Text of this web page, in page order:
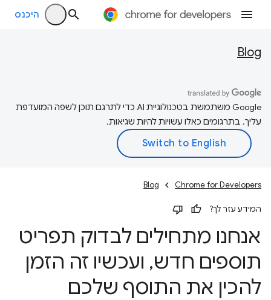
היכנס
Blog
‫Google משתמשת בטכנולוגיית AI כדי לתרגם תוכן לשפה המועדפת
עליך. בתרגומים כאלו עשויות להיות שגיאות.
Chrome for Developers
Blog
המידע עזר לך?
אנחנו מתחילים לבדוק תפריט
תוספים חדש, ועכשיו זה הזמן
להכין את התוסף שלכם